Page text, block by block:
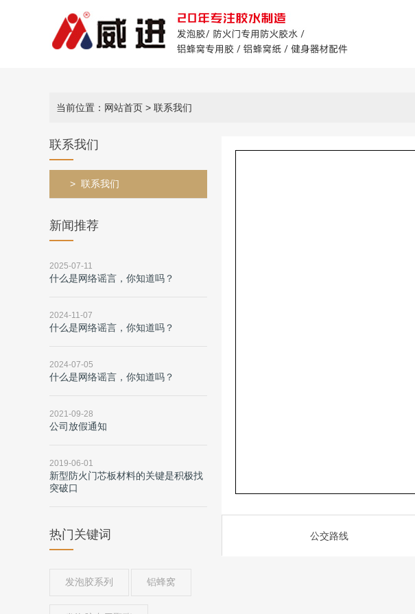
当前位置：网站首页 > 联系我们
联系我们
联系我们
新闻推荐
2025-07-11
什么是网络谣言，你知道吗？
2024-11-07
什么是网络谣言，你知道吗？
2024-07-05
什么是网络谣言，你知道吗？
2021-09-28
公司放假通知
2019-06-01
新型防火门芯板材料的关键是积极找
突破口
热门关键词
发泡胶系列 铝蜂窝
公交路线